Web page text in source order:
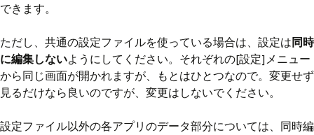
できます。
ただし、共通の設定ファイルを使っている場合は、設定は 同時
に編集しないようにしてください。それぞれの[設定]メニュー
から同じ画面が開かれますが、もとはひとつなので。変更せず
見るだけなら良いのですが、変更はしないでください。
設定ファイル以外の各アプリのデータ部分については、同時編